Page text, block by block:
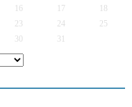
16 17
23 24
25
30 31